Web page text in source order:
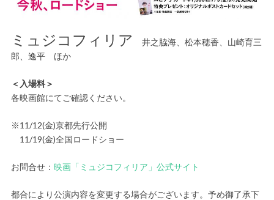
ミュジコフィリア
井之脇海、松本穂香、山崎育三
郎、逸平 ほか
＜入場料＞
各映画館にてご確認ください。
※11/12(金)京都先行公開
11/19(金)全国ロードショー
お問合せ： 映画「ミュジコフィリア」公式サイト
都合により公演内容を変更する場合がございます。予め御了承下